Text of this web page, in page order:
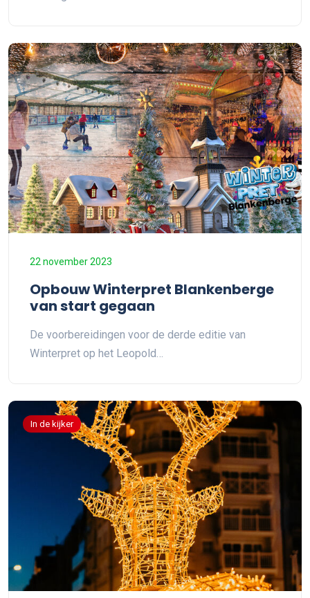
22 november 2023
Opbouw Winterpret Blankenberge
van start gegaan
De voorbereidingen voor de derde editie van
Winterpret op het Leopold…
In de kijker